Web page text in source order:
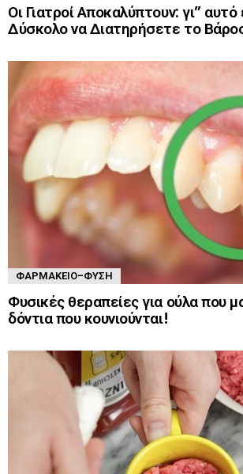
Οι Γιατροί Αποκαλύπτουν: γι” αυτό
Δύσκολο να Διατηρήσετε το
ΦΑΡΜΑΚΕΊΟ-ΦΎΣΗ
Φυσικές θεραπείες για ούλα που
δόντια που κουνιούνται!